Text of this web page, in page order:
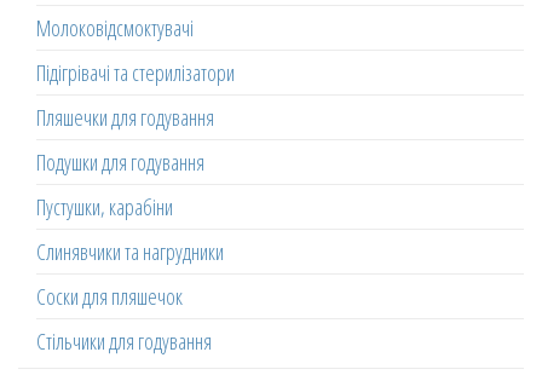
Молоковідсмоктувачі
Підігрівачі та стерилізатори
Пляшечки для годування
Подушки для годування
Пустушки, карабіни
Слинявчики та нагрудники
Соски для пляшечок
Стільчики для годування